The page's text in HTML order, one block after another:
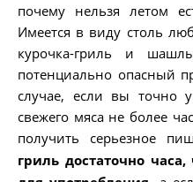
почему нельзя летом
Имеется в виду столь
курочка-гриль и
потенциально опасный
случае, если вы точно
свежего мяса не более
получить серьезное
гриль достаточно